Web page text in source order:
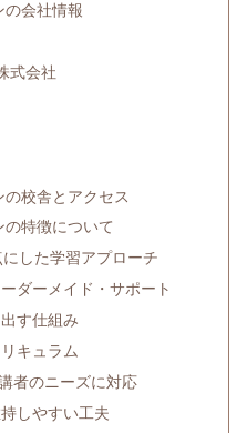
の会社情報
式会社
校舎とアクセス
特徴について
した学習アプローチ
ダーメイド・サポート
す仕組み
キュラム
者のニーズに対応
しやすい工夫